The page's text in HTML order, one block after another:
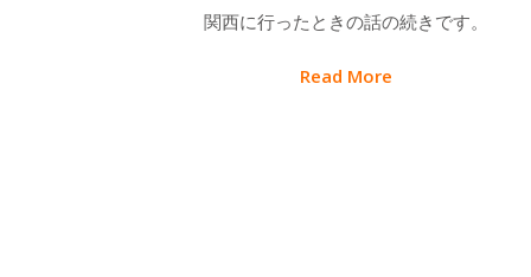
関西に行ったときの話の続きです。
Read More